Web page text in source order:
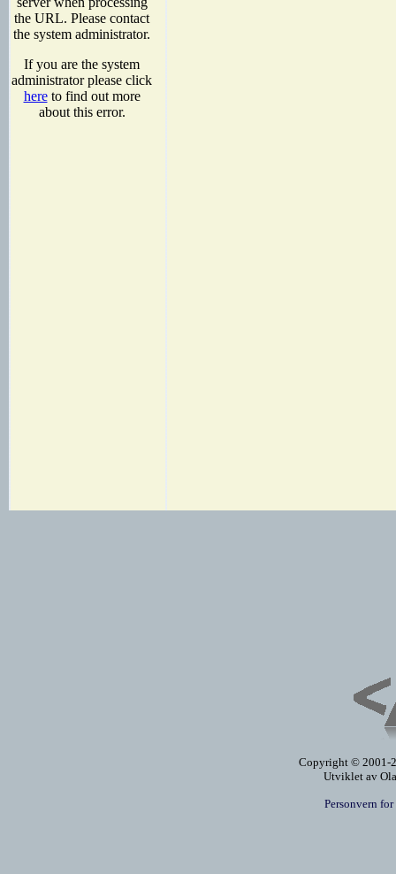
Copyright © 2001-
Utviklet av
Personvern